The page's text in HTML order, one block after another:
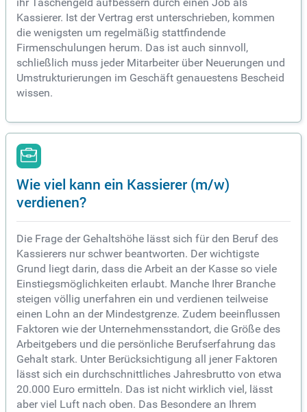
Kassierer. Ist der Vertrag erst unterschrieben, kommen
die wenigsten um regelmäßig stattfindende
Firmenschulungen herum. Das ist auch sinnvoll,
schließlich muss jeder Mitarbeiter über Neuerungen und
Umstrukturierungen im Geschäft genauestens Bescheid
wissen.
Wie viel kann ein Kassierer (m/w)
verdienen?
Die Frage der Gehaltshöhe lässt sich für den Beruf des
Kassierers nur schwer beantworten. Der wichtigste
Grund liegt darin, dass die Arbeit an der Kasse so viele
Einstiegsmöglichkeiten erlaubt. Manche Ihrer Branche
steigen völlig unerfahren ein und verdienen teilweise
einen Lohn an der Mindestgrenze. Zudem beeinflussen
Faktoren wie der Unternehmensstandort, die Größe des
Arbeitgebers und die persönliche Berufserfahrung das
Gehalt stark. Unter Berücksichtigung all jener Faktoren
lässt sich ein durchschnittliches Jahresbrutto von etwa
20.000 Euro ermitteln. Das ist nicht wirklich viel, lässt
aber viel Luft nach oben. Das Besondere an Ihrem